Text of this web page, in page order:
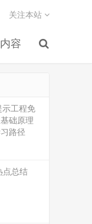
容
关注本站
示工程免
础原理
路径
点总结